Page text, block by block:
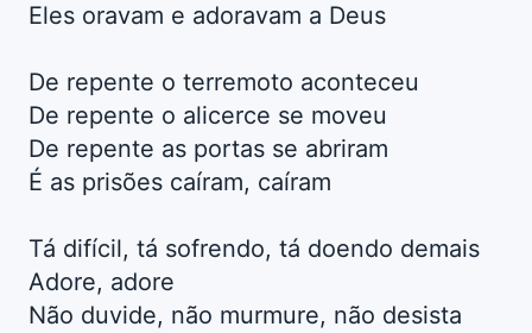
Eles oravam e adoravam a Deus
De repente o terremoto aconteceu
De repente o alicerce se moveu
De repente as portas se abriram
É as prisões caíram, caíram
Tá difícil, tá sofrendo, tá doendo demais
Adore, adore
Não duvide, não murmure, não desista